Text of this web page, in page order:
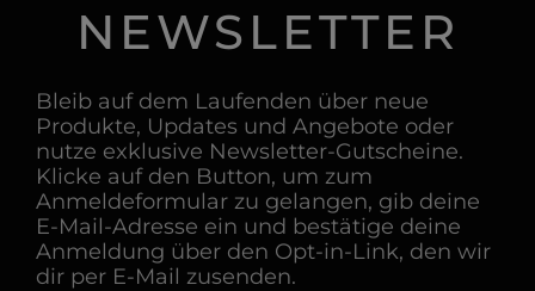
NEWSLETTER
Bleib auf dem Laufenden über neue
Produkte, Updates und Angebote oder
nutze exklusive Newsletter-Gutscheine.
Klicke auf den Button, um zum
Anmeldeformular zu gelangen, gib deine
E-Mail-Adresse ein und bestätige deine
Anmeldung über den Opt-in-Link, den wir
dir per E-Mail zusenden.